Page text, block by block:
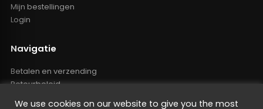
Mijn bestellingen
Login
Navigatie
Betalen en verzending
Retourbeleid
We use cookies on our website to give you the most